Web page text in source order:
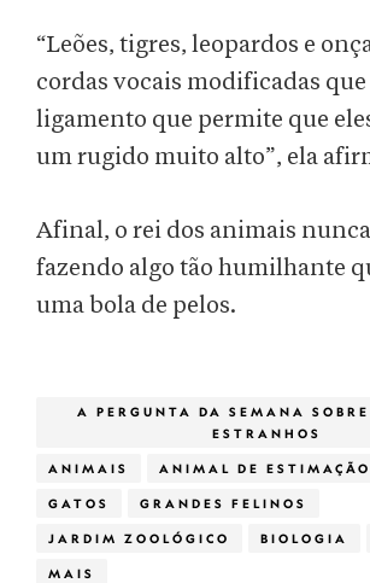
“Leões, tigres, leopardos e
cordas vocais modificadas
ligamento que permite que
um rugido muito alto”, ela
Afinal, o rei dos animais
fazendo algo tão humilhante
uma bola de pelos.
A PERGUNTA DA SEMANA
ESTRANHOS
ANIMAIS ANIMAL DE ESTIMAÇÃO
GATOS GRANDES FELINOS
JARDIM ZOOLÓGICO BIOLOGIA
MAIS